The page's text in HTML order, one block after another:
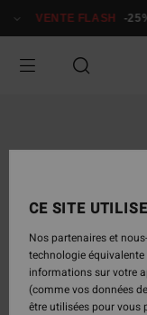
VENTE FLASH -
CE SITE
Nos partenaires et
technologie
informations sur votre
(comme vos données
être utilisées pour vous